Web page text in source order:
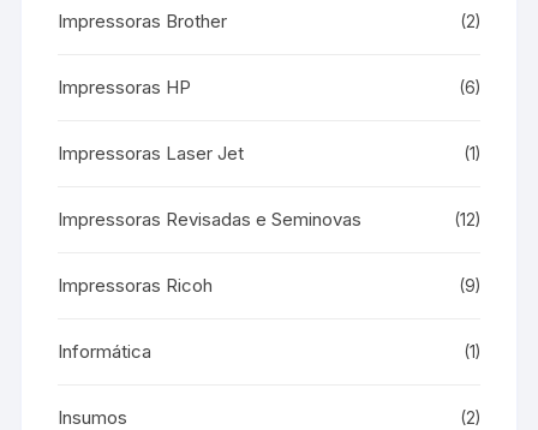
Impressoras Brother (2)
Impressoras HP (6)
Impressoras Laser Jet (1)
Impressoras Revisadas e Seminovas (12)
Impressoras Ricoh (9)
Informática (1)
Insumos (2)